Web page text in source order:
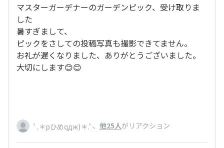
マスターガーデナーのガーデンピック、受け取りま
した
暑すぎまして、
ピックをさしての投稿写真も撮影できてません。
お礼が遅くなりました、ありがとうございました。
大切にします😊😊
ﾟ.＊pひめqдж)＊.ﾟ 、 他25人がリアクション